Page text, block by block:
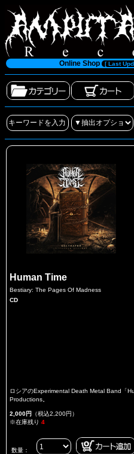
Online Shop [ Last
Human Time
Bestiary: The Pages Of Madness
CD
ロシアのExperimental Death Metal Band「
Productions。
2,000円 （税込2,200円）
※在庫残り 4
数量：